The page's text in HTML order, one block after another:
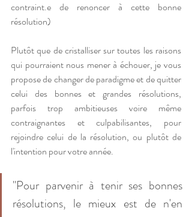
contraint.e de renoncer à cette bonne
résolution)
Plutôt que de cristalliser sur toutes les raisons
qui pourraient nous mener à échouer, je vous
propose de changer de paradigme et de quitter
celui des bonnes et grandes résolutions,
parfois trop ambitieuses voire même
contraignantes et culpabilisantes, pour
rejoindre celui de la résolution, ou plutôt de
l'intention pour votre année.
"Pour parvenir à tenir ses bonnes
résolutions, le mieux est de n'en